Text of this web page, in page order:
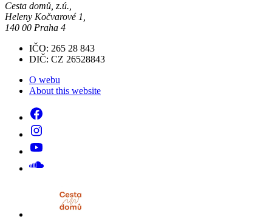
Cesta domů, z.ú.,
Heleny Kočvarové 1,
140 00 Praha 4
IČO: 265 28 843
DIČ: CZ 26528843
O webu
About this website